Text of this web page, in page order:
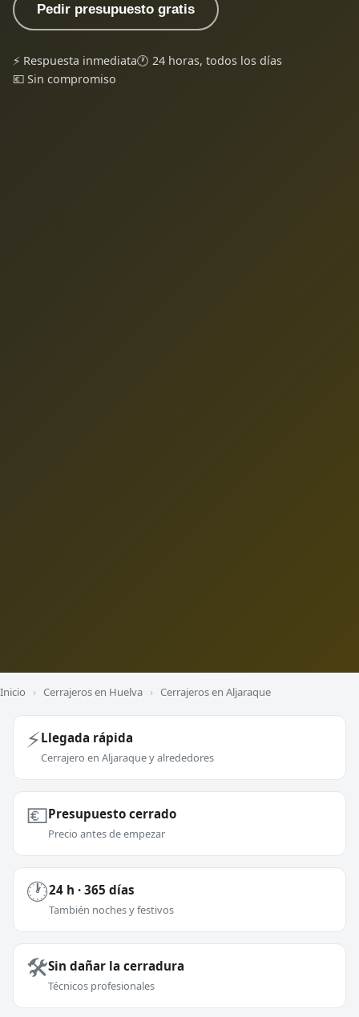
Pedir presupuesto gratis
⚡ Respuesta inmediata🕐 24 horas, todos los días
💶 Sin compromiso
Inicio › Cerrajeros en Huelva › Cerrajeros en Aljaraque
⚡Llegada rápida
Cerrajero en Aljaraque y alrededores
💶Presupuesto cerrado
Precio antes de empezar
🕐24 h · 365 días
También noches y festivos
🛠️Sin dañar la cerradura
Técnicos profesionales